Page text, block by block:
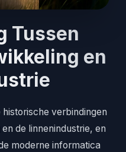
Tussen
en
verbindingen
de linnenindustrie, en
moderne informatica